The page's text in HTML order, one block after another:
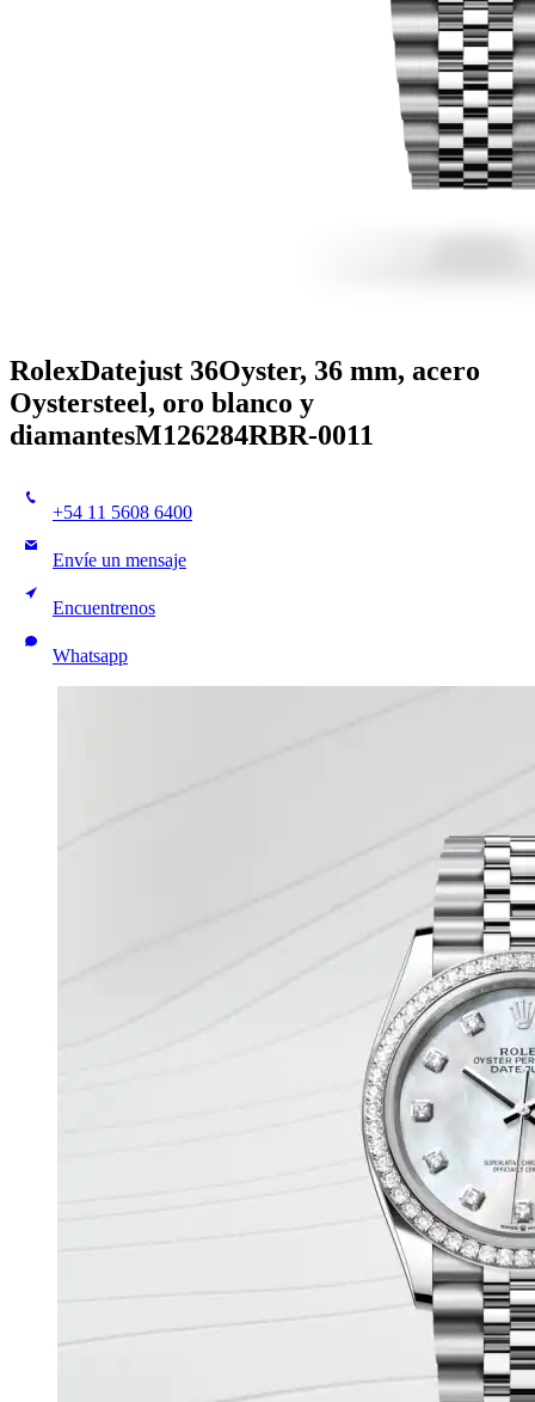
RolexDatejust 36Oyster, 36 mm, acero
Oystersteel, oro blanco y
diamantesM126284RBR-0011
+54 11 5608 6400
Envíe un mensaje
Encuentrenos
Whatsapp